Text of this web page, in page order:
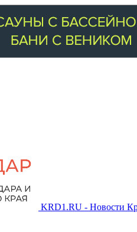
KRD1.RU - Новости